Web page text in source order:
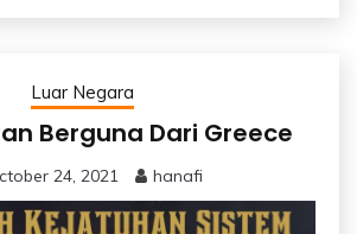
Luar Negara
Berguna Dari Greece
24, 2021 hanafi